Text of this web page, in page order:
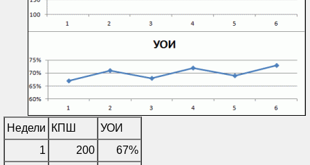
Недели КПШ
УОИ
1
200
67%